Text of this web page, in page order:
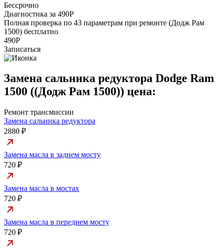
Бессрочно
Диагностика за 490Р
Полная проверка по 43 параметрам при ремонте (Додж Рам
1500) бесплатно
490Р
Записаться
Замена сальника редуктора Dodge Ram
1500 ((Додж Рам 1500)) цена:
Ремонт трансмиссии
Замена сальника редуктора
2880 ₽
Замена масла в заднем мосту
720 ₽
Замена масла в мостах
720 ₽
Замена масла в переднем мосту
720 ₽